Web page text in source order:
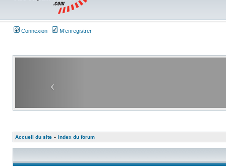
Connexion M’enregistrer
Accueil du site » Index du forum